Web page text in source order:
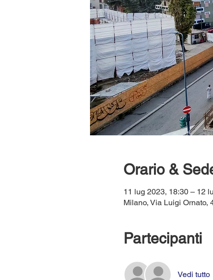
Orario &
11 lug 2023, 18:30 – 12
Milano, Via Luigi Ornato,
Partecipanti
Vedi tutto